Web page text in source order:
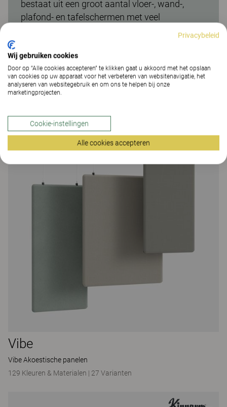
bestaat uit een groot aantal vloer-, wand-,
plafond- en tafelschermen met veel
keuzemogelijkheden in afmetingen, kleur en
Meer van de familie
Vibe
Vibe Akoestische panelen
129 Kleuren & Materialen | 27 Varianten
Privacybeleid
Wij gebruiken cookies
Door op “Alle cookies accepteren” te klikken gaat u akkoord met het opslaan
van cookies op uw apparaat voor het verbeteren van websitenavigatie, het
analyseren van websitegebruik en om ons te helpen bij onze
marketingprojecten.
Cookie-instellingen
Alle cookies accepteren